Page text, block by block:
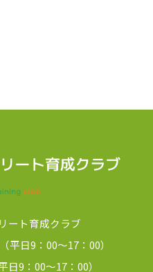
ート育成クラブ
平日9：00～17：00）
日9：00～17：00）